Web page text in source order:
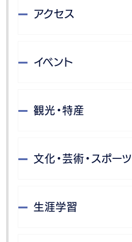
アクセス
イベント
観光・特産
文化・芸術・スポーツ
生涯学習